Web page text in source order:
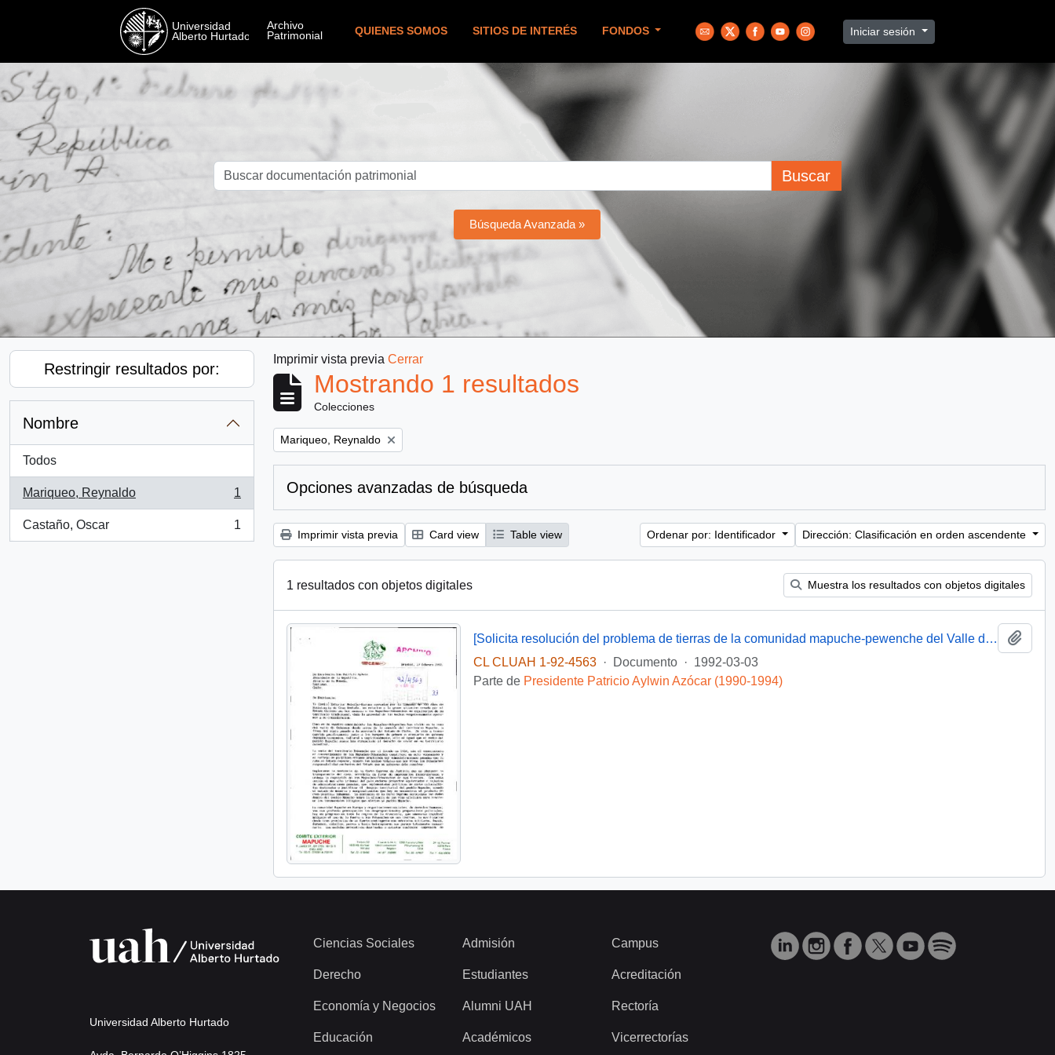
QUIENES SOMOS SITIOS DE INTERÉS FONDOS Iniciar sesión
Buscar
Búsqueda Avanzada »
Restringir resultados por:
Nombre
Todos
Mariqueo, Reynaldo
, 1 resultados
1
Castaño, Oscar
, 1 resultados
1
Imprimir vista previa Cerrar
Mostrando 1 resultados
Colecciones
Remove filter:
Mariqueo, Reynaldo
Opciones avanzadas de búsqueda
Imprimir vista previa Card view Table view Ordenar por: Identificador Dirección: Clasificación en orden ascendente
1 resultados con objetos digitales Muestra los resultados con objetos digitales
[Solicita resolución del problema de tierras de la comunidad mapuche-pewenche del Valle de Quinquén]
CL CLUAH 1-92-4563
· Documento · 1992-03-03
Parte de Presidente Patricio Aylwin Azócar (1990-1994)
Universidad Alberto Hurtado
Ciencias Sociales
Derecho
Economía y Negocios
Educación
Admisión
Estudiantes
Alumni UAH
Académicos
Campus
Acreditación
Rectoría
Vicerrectorías